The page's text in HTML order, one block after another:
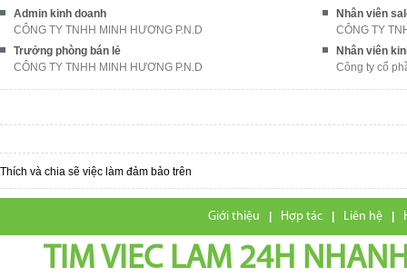
Admin kinh doanh
CÔNG TY TNHH MINH HƯƠNG P.N.D
Nhân viên
CÔNG TY
Trưởng phòng bán lẻ
CÔNG TY TNHH MINH HƯƠNG P.N.D
Nhân viên
Công ty cổ
Thích và chia sẽ việc làm đảm bảo trên
Giới thiệu | Hợp tác | Liên hệ |
TIM VIEC LAM 24H